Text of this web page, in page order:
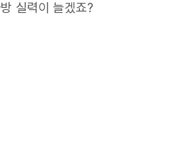
실력이 늘겠죠?